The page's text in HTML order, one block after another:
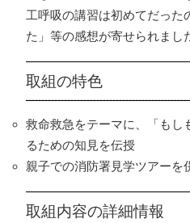
工呼吸の講習は初めてだった
た」等の感想が寄せられまし
取組の特色
救命救急をテーマに、「もし
るための知見を伝授
親子での消防署見学ツアーを
取組内容の詳細情報